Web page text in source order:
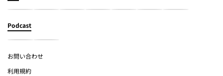
Podcast
お問い合わせ
利用規約